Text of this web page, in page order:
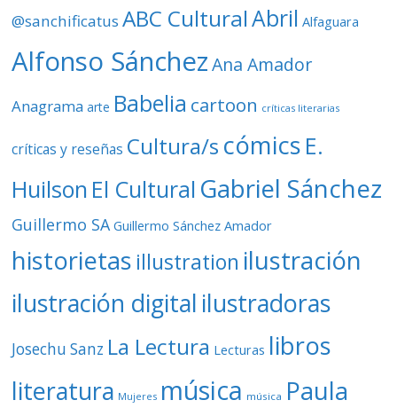
e
@sanchificatus ABC CulturalAbril Alfaguara
Alfonso Sánchez Ana Amador
Anagrama arte Babelia cartoon críticas literarias
críticas y reseñas Cultura/s cómics E.
Huilson El Cultural Gabriel Sánchez
Guillermo SA Guillermo Sánchez Amador
historietas illustration ilustración
ilustración digital ilustradoras
Josechu Sanz La Lectura Lecturas libros
literatura Mujeres música música Paula